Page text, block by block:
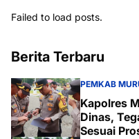
Failed to load posts.
Berita Terbaru
PEMKAB
Kapolres
Dinas,
Sesuai